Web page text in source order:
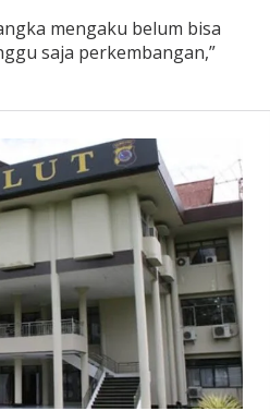
mengaku belum bisa
saja perkembangan,”